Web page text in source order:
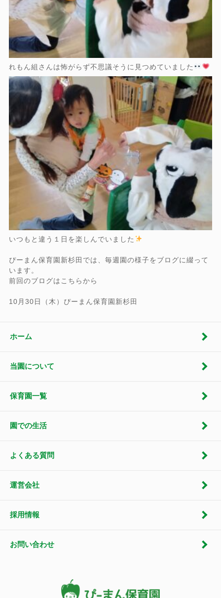
れもん組さんは怖がらず不思議そうに見つめていました
いつもと違う１日を楽しんでいました
ぴーまん保育園新杉田では、毎週園の様子をブログに綴って
います。
前回のブログはこちらから
10月30日（木）ぴーまん保育園新杉田
ホーム
当園について
保育園一覧
園での生活
よくある質問
運営会社
採用情報
お問い合わせ